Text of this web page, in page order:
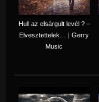
Hull az elsárgult levél ? –
Elvesztettelek… | Gerry
Music